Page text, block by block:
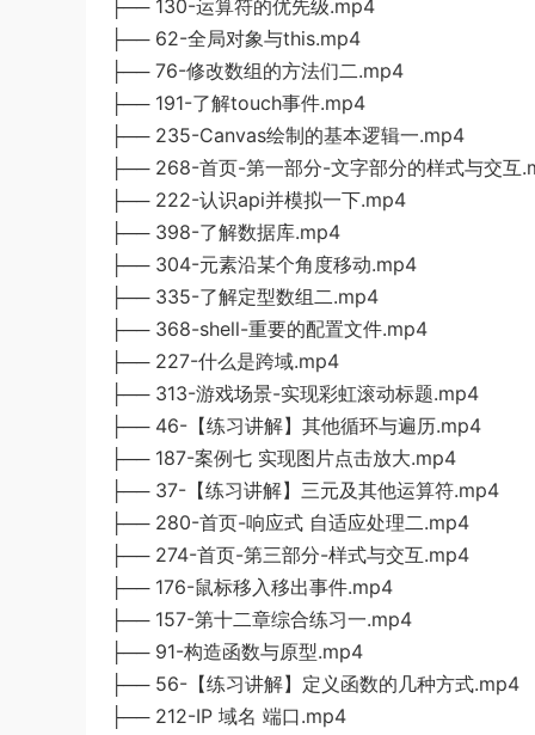
├── 130-运算符的优先级.mp4
├── 62-全局对象与this.mp4
├── 76-修改数组的方法们二.mp4
├── 191-了解touch事件.mp4
├── 235-Canvas绘制的基本逻辑一.mp4
├── 268-首页-第一部分-文字部分的样式与交互
├── 222-认识api并模拟一下.mp4
├── 398-了解数据库.mp4
├── 304-元素沿某个角度移动.mp4
├── 335-了解定型数组二.mp4
├── 368-shell-重要的配置文件.mp4
├── 227-什么是跨域.mp4
├── 313-游戏场景-实现彩虹滚动标题.mp4
├── 46-【练习讲解】其他循环与遍历.mp4
├── 187-案例七 实现图片点击放大.mp4
├── 37-【练习讲解】三元及其他运算符.mp4
├── 280-首页-响应式 自适应处理二.mp4
├── 274-首页-第三部分-样式与交互.mp4
├── 176-鼠标移入移出事件.mp4
├── 157-第十二章综合练习一.mp4
├── 91-构造函数与原型.mp4
├── 56-【练习讲解】定义函数的几种方式.mp4
├── 212-IP 域名 端口.mp4